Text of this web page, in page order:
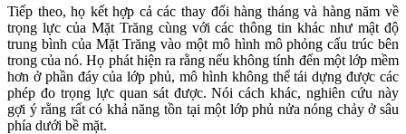
Tiếp theo, họ kết hợp cả các thay đổi hàng tháng và hàng năm về
trọng lực của Mặt Trăng cùng với các thông tin khác như mật độ
trung bình của Mặt Trăng vào một mô hình mô phỏng cấu trúc bên
trong của nó. Họ phát hiện ra rằng nếu không tính đến một lớp mềm
hơn ở phần đáy của lớp phủ, mô hình không thể tái dựng được các
phép đo trọng lực quan sát được. Nói cách khác, nghiên cứu này
gợi ý rằng rất có khả năng tồn tại một lớp phủ nửa nóng chảy ở sâu
phía dưới bề mặt.